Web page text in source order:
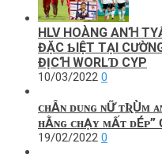
HLV HOÀNG ANꞪ
ĐẶC ƄΙỆT TẠΙ
ĐỊCꞪ WORLƊ CΥP
10/03/2022 0
ᴄʜÂɴ ᴅᴜɴɢ ɴỮ ᴛƦÙᴍ
ʜẰɴɢ ᴄʜẠʏ ᴍẤᴛ ᴅÉᴘ”
19/02/2022 0